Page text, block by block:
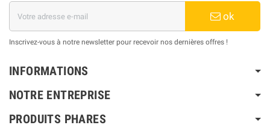
ok
Inscrivez-vous à notre newsletter pour recevoir nos dernières offres !
INFORMATIONS
NOTRE ENTREPRISE
PRODUITS PHARES